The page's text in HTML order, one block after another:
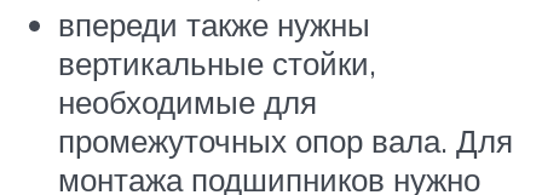
впереди также нужны
вертикальные стойки,
необходимые для
промежуточных опор вала. Для
монтажа подшипников нужно